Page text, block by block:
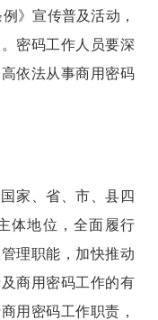
》宣传普及活动，
密码工作人员要深
依法从事商用密码
家、省、市、县四
体地位，全面履行
理职能，加快推动
商用密码工作的有
用密码工作职责，